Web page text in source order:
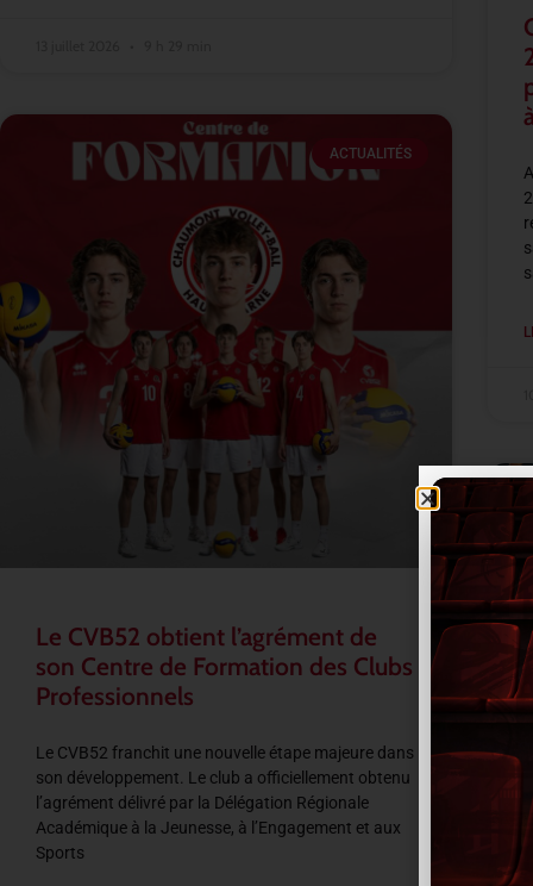
ACTUALITÉS
Le CVB52 obtient l’agrément de
son Centre de Formation des Clubs
Professionnels
Le CVB52 franchit une nouvelle étape majeure dans
son développement. Le club a officiellement obtenu
l’agrément délivré par la Délégation Régionale
Académique à la Jeunesse, à l’Engagement et aux
Sports